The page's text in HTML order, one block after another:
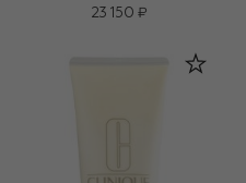
23 150 ₽